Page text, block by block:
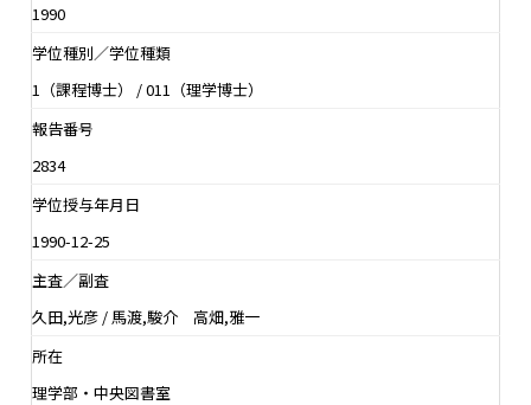
1990
学位種別／学位種類
1（課程博士） / 011（理学博士）
報告番号
2834
学位授与年月日
1990-12-25
主査／副査
久田,光彦 / 馬渡,駿介 高畑,雅一
所在
理学部・中央図書室